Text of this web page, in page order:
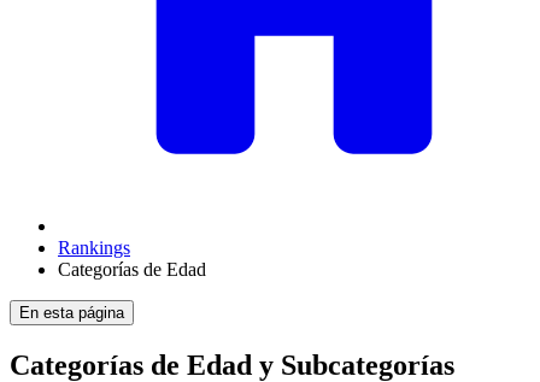
Rankings
Categorías de Edad
En esta página
Categorías de Edad y Subcategorías